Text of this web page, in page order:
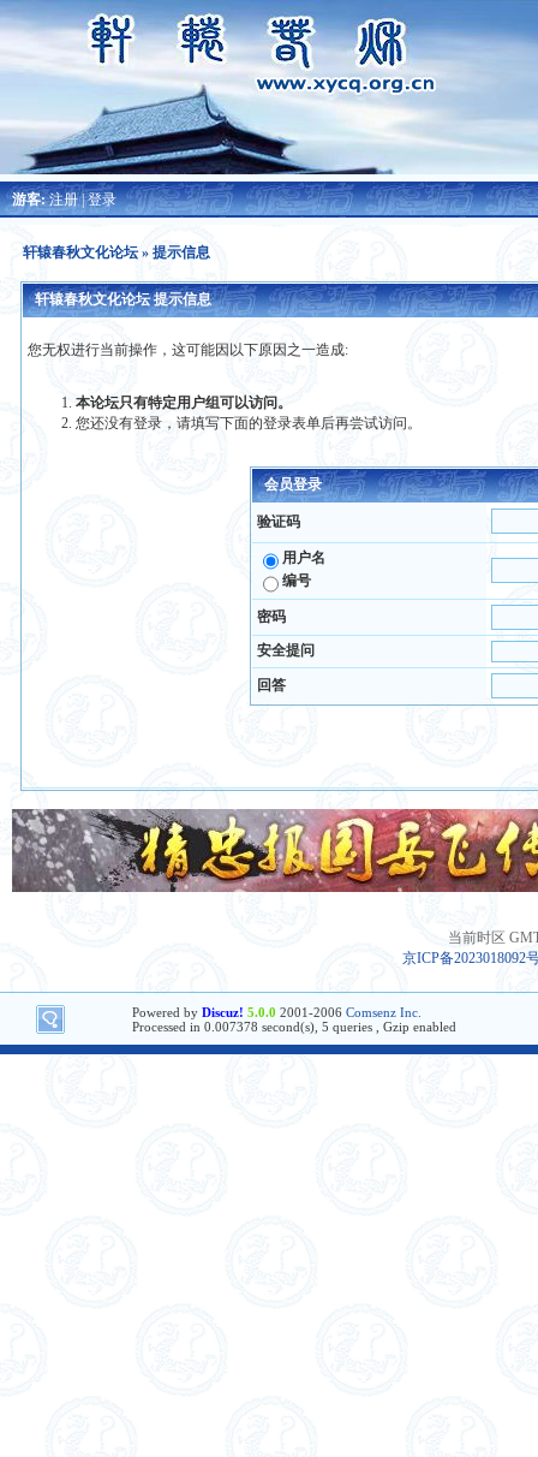
游客:注册|登录
轩辕春秋文化论坛» 提示信息
轩辕春秋文化论坛 提示信息
您无权进行当前操作，这可能因以下原因之一造成:
本论坛只有特定用户组可以访问。
您还没有登录，请填写下面的登录表单后再尝试访问。
会员登录
验证码
用户名
编号
密码
安全提问
回答
当前时区
京ICP备2023018092
Powered by Discuz! 5.0.0 2001-2006 Comsenz Inc.
Processed in 0.007378 second(s), 5 queries , Gzip enabled